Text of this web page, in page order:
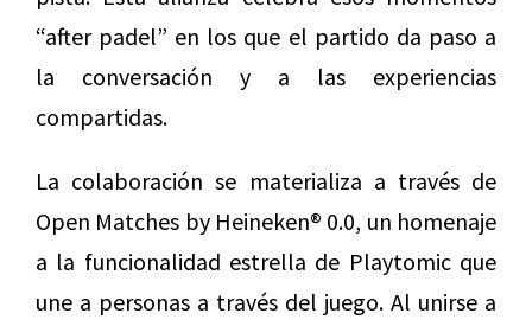
“after padel” en los que el partido da paso a
la conversación y a las experiencias
compartidas.
La colaboración se materializa a través de
Open Matches by Heineken® 0.0, un homenaje
a la funcionalidad estrella de Playtomic que
une a personas a través del juego. Al unirse a